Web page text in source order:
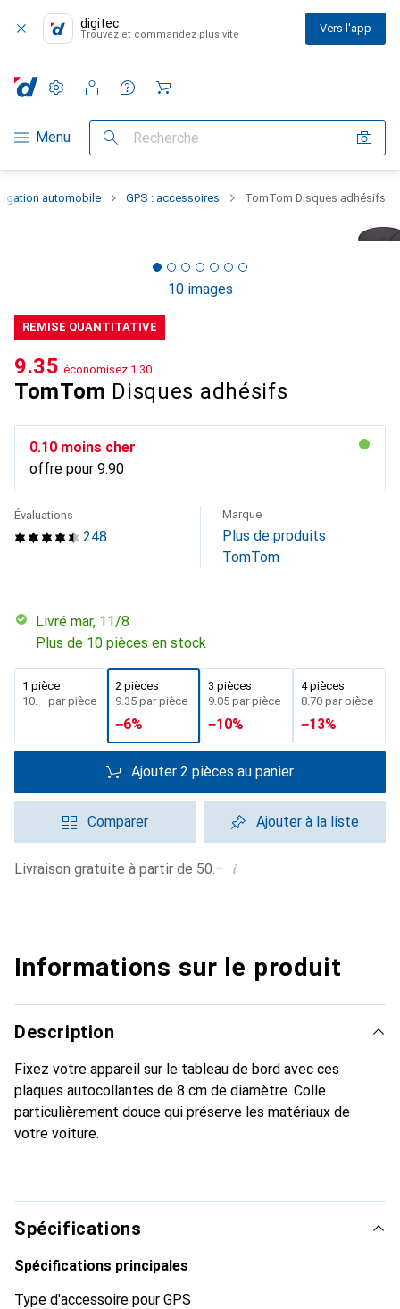
digitec
Trouvez et commandez plus vite Vers l'app
Navigation par catégorie
Menu Recherche
Paramètres
Compte client
Listes de comparaison
Listes d'envies
Panier
automobile GPS : accessoires TomTom Disques adhésifs
10 images
REMISE QUANTITATIVE
TomTom Disques adhésifs
CHF
9.35 économisez CHF
1.30
CHF
0.10 moins cher
offre pour CHF
9.90
248
Évaluations Marque
Plus de produits
TomTom
Livré mar, 11/8
Plus de 10 pièces en stock
1 pièce
CHF
10.– par pièce
2 pièces
CHF
9.35 par pièce
−6%
3 pièces
CHF
9.05 par pièce
−10%
4 pièces
CHF
8.70 par pièce
−13%
Ajouter 2 pièces au panier
Comparer Ajouter à la liste
Livraison gratuite à partir de 50.– i
Informations sur le produit
Description
Fixez votre appareil sur le tableau de bord avec ces
plaques autocollantes de 8 cm de diamètre. Colle
particulièrement douce qui préserve les matériaux de
votre voiture.
Spécifications
Spécifications principales
Type d'accessoire pour GPS